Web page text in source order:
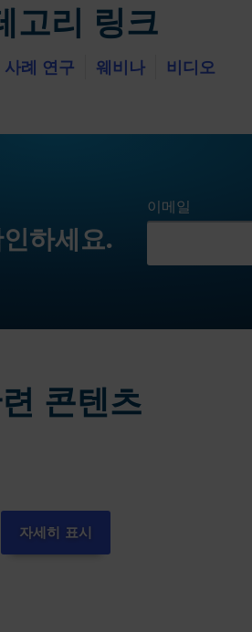
고리 링크
사례 연구 웨비나 비디오
하세요.
이메일
콘텐츠
자세히 표시